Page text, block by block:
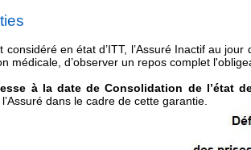
considéré en état d’ITT, l’Assuré Inactif au
médicale, d’observer un repos complet
à la date de Consolidation de l’état
dans le cadre de cette garantie.